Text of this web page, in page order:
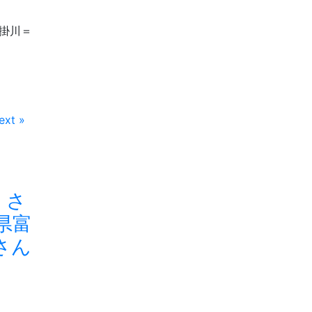
川＝
»
富
ん